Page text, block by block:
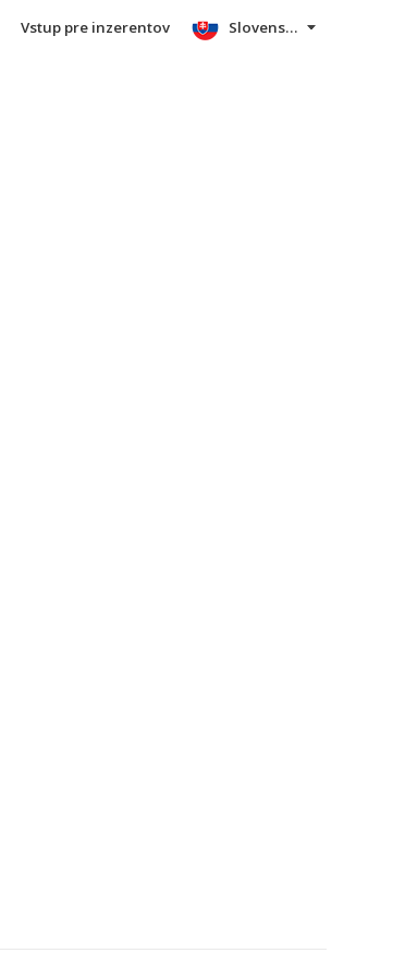
Vstup pre inzerentov Slovensky